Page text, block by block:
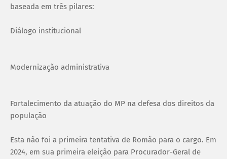
baseada em três pilares:
Diálogo institucional
Modernização administrativa
Fortalecimento da atuação do MP na defesa dos direitos da
população
Esta não foi a primeira tentativa de Romão para o cargo. Em
2024, em sua primeira eleição para Procurador-Geral de